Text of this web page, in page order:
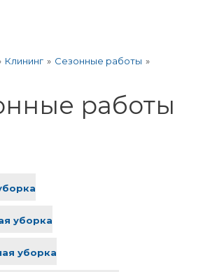
Клининг » Сезонные работы »
уборка
уборка
работы